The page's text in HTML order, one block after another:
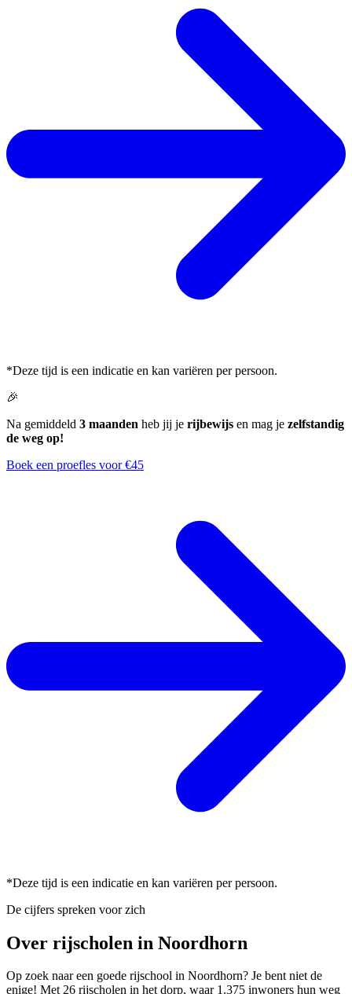
*Deze tijd is een indicatie en kan variëren per persoon.
🎉
Na gemiddeld 3 maanden heb jij je rijbewijs en mag je zelfstandig
de weg op!
Boek een proefles voor €45
*Deze tijd is een indicatie en kan variëren per persoon.
De cijfers spreken voor zich
Over rijscholen in Noordhorn
Op zoek naar een goede rijschool in Noordhorn? Je bent niet de
enige! Met 26 rijscholen in het dorp, waar 1.375 inwoners hun weg